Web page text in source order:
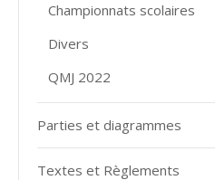
Championnats scolaires
Divers
QMJ 2022
Parties et diagrammes
Textes et Règlements